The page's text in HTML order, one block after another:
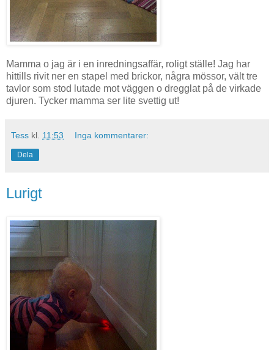
Mamma o jag är i en inredningsaffär, roligt ställe! Jag har
hittills rivit ner en stapel med brickor, några mössor, vält tre
tavlor som stod lutade mot väggen o dregglat på de virkade
djuren. Tycker mamma ser lite svettig ut!
Tess kl. 11:53 Inga kommentarer:
Dela
Lurigt